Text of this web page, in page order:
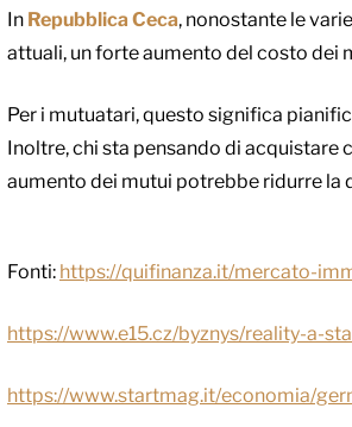
In Repubblica Ceca, nonostante le
attuali, un forte aumento del costo dei
Per i mutuatari, questo significa
Inoltre, chi sta pensando di acquistare
aumento dei mutui potrebbe ridurre la
Fonti: https://quifinanza.it/mercato-
https://www.e15.cz/byznys/reality-a-
https://www.startmag.it/economia/